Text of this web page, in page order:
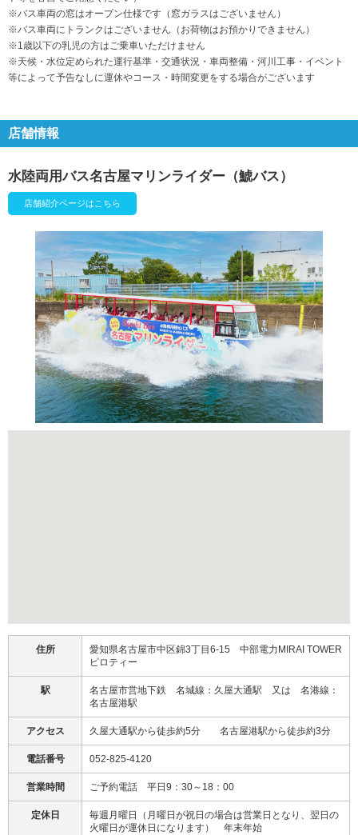
※バス車両の窓はオープン仕様です（窓ガラスはございません）
※バス車両にトランクはございません（お荷物はお預かりできません）
※1歳以下の乳児の方はご乗車いただけません
※天候・水位定められた運行基準・交通状況・車両整備・河川工事・イベント
等によって予告なしに運休やコース・時間変更をする場合がございます
店舗情報
水陸両用バス名古屋マリンライダー（鯱バス）
店舗紹介ページはこちら
住所
愛知県名古屋市中区錦3丁目6-15 中部電力MIRAI TOWER
ピロティー
駅
名古屋市営地下鉄 名城線：久屋大通駅 又は 名港線：
名古屋港駅
アクセス 久屋大通駅から徒歩約5分 名古屋港駅から徒歩約3分
電話番号 052-825-4120
営業時間 ご予約電話 平日9：30～18：00
定休日
毎週月曜日（月曜日が祝日の場合は営業日となり、翌日の
火曜日が運休日になります） 年末年始